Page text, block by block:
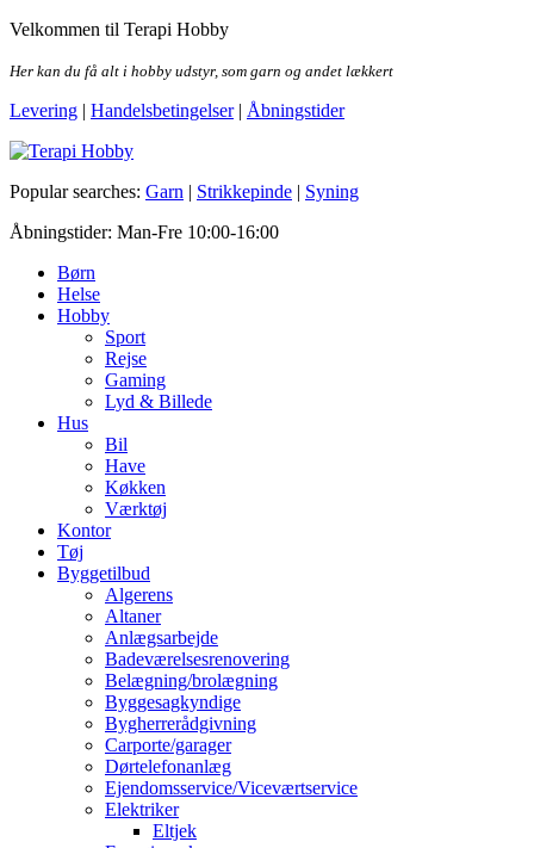
Skip
the
Velkommen til Terapi Hobby
Her kan du få alt i hobby udstyr, som garn og andet lækkert
Levering | Handelsbetingelser| Åbningstider
Terapi Hobby
Popular searches: Garn | Strikkepinde | Syning
Åbningstider: Man-Fre 10:00-16:00
Børn
Helse
Hobby
Sport
Rejse
Gaming
Lyd & Billede
Hus
Bil
Have
Køkken
Værktøj
Kontor
Tøj
Byggetilbud
Algerens
Altaner
Anlægsarbejde
Badeværelsesrenovering
Belægning/brolægning
Byggesagkyndige
Bygherrerådgivning
Carporte/garager
Dørtelefonanlæg
Ejendomsservice/Viceværtservice
Elektriker
Eltjek